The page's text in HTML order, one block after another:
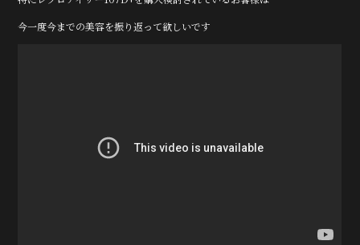
今一度今までの美容を振り返って欲しいです